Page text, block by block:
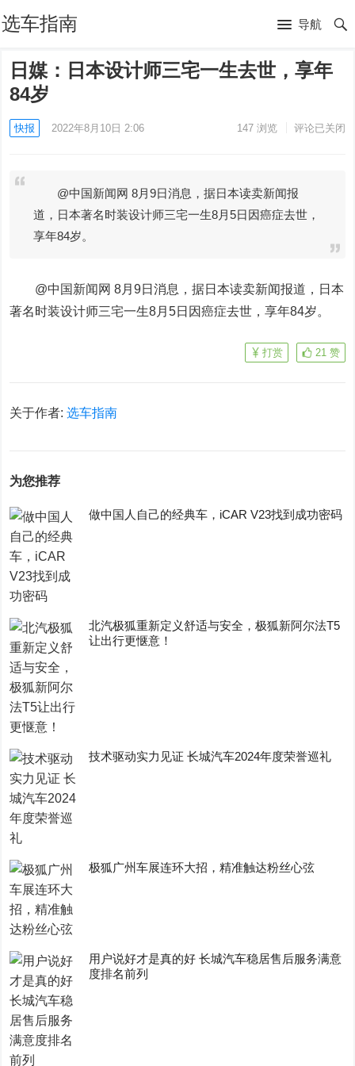
选车指南 导航
日媒：日本设计师三宅一生去世，享年
84岁
快报 2022年8月10日 2:06 147浏览 评论已关闭
@中国新闻网 8月9日消息，据日本读卖新闻报
道，日本著名时装设计师三宅一生8月5日因癌症去世，
享年84岁。
@中国新闻网 8月9日消息，据日本读卖新闻报道，日本
著名时装设计师三宅一生8月5日因癌症去世，享年84岁。
21 赞
打赏
关于作者:选车指南
为您推荐
做中国人自己的经典车，iCAR V23找到成功密码
​北汽极狐重新定义舒适与安全，极狐新阿尔法T5
让出行更惬意！
技术驱动实力见证 长城汽车2024年度荣誉巡礼
极狐广州车展连环大招，精准触达粉丝心弦
用户说好才是真的好 长城汽车稳居售后服务满意
度排名前列